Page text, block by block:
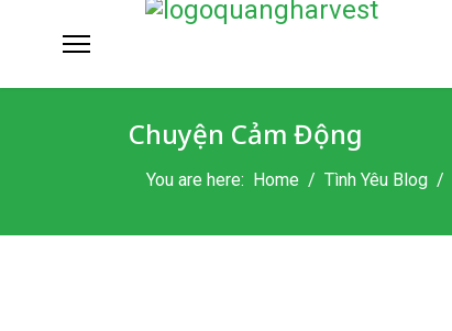
Chuyện Cảm Động
You are here: Home Tình Yêu Blog